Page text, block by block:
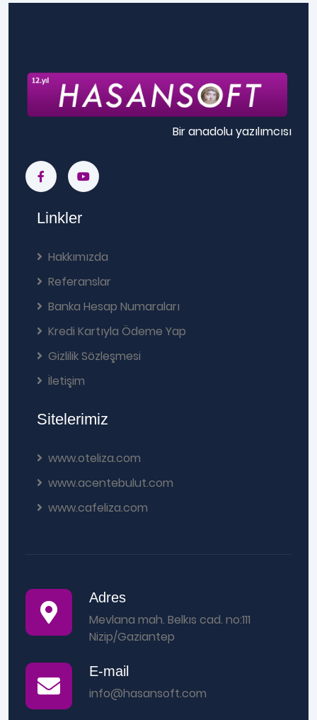
Bir anadolu yazılımcısı
Linkler
Hakkımızda
Referanslar
Banka Hesap Numaraları
Kredi Kartıyla Ödeme Yap
Gizlilik Sözleşmesi
İletişim
Sitelerimiz
www.oteliza.com
www.acentebulut.com
www.cafeliza.com
Adres
Mevlana mah. Belkıs cad. no:111
Nizip/Gaziantep
E-mail
info@hasansoft.com